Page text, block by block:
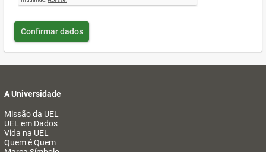
Confirmar dados
A Universidade
Missão da UEL
UEL em Dados
Vida na UEL
Quem é Quem